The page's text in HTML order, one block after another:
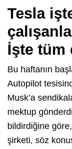
Tesla
İşte tüm
Bu haftanın
Autopilot
Musk’a
mektup
bildirdiğine
şirketi, söz